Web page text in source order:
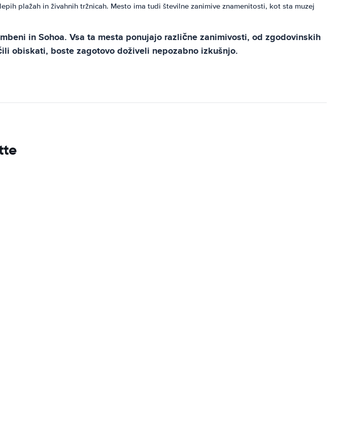
plažah in živahnih tržnicah. Mesto ima tudi številne zanimive znamenitosti, kot sta muzej
in Sohoa. Vsa ta mesta ponujajo različne zanimivosti, od zgodovinskih
obiskati, boste zagotovo doživeli nepozabno izkušnjo.